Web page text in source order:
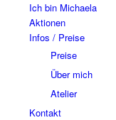
Ich bin Michaela
Aktionen
Infos / Preise
Preise
Über mich
Atelier
Kontakt